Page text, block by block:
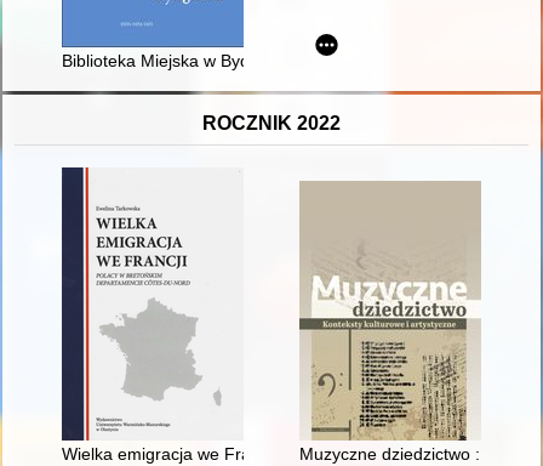
Biblioteka Miejska w Bydgoszczy w pierwszych latach
ROCZNIK 2022
Wielka emigracja we Francji : Polacy w bretońskim
Muzyczne dziedzictwo :